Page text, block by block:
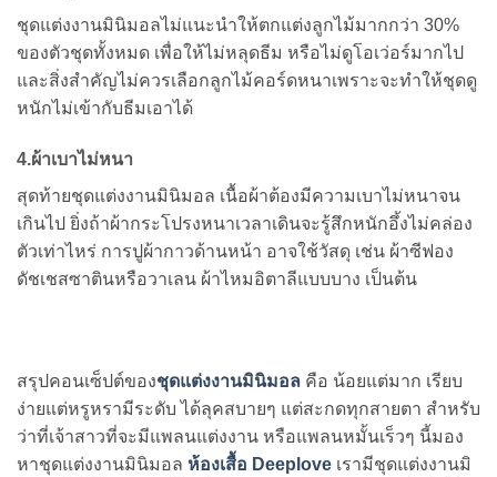
ชุดแต่งงานมินิมอลไม่แนะนำให้ตกแต่งลูกไม้มากกว่า 30%
ของตัวชุดทั้งหมด เพื่อให้ไม่หลุดธีม หรือไม่ดูโอเว่อร์มากไป
และสิ่งสำคัญไม่ควรเลือกลูกไม้คอร์ดหนาเพราะจะทำให้ชุดดู
หนักไม่เข้ากับธีมเอาได้
4.ผ้าเบาไม่หนา
สุดท้ายชุดแต่งงานมินิมอล เนื้อผ้าต้องมีความเบาไม่หนาจน
เกินไป ยิ่งถ้าผ้ากระโปรงหนาเวลาเดินจะรู้สึกหนักอึ้งไม่คล่อง
ตัวเท่าไหร่ การปูผ้ากาวด้านหน้า อาจใช้วัสดุ เช่น ผ้าซีฟอง
ดัชเชสซาตินหรือวาเลน ผ้าไหมอิตาลีแบบบาง เป็นต้น
สรุปคอนเซ็ปต์ของชุดแต่งงานมินิมอล คือ น้อยแต่มาก เรียบ
ง่ายแต่หรูหรามีระดับ ได้ลุคสบายๆ แต่สะกดทุกสายตา สำหรับ
ว่าที่เจ้าสาวที่จะมีแพลนแต่งงาน หรือแพลนหมั้นเร็วๆ นี้มอง
หาชุดแต่งงานมินิมอล ห้องเสื้อ Deeplove เรามีชุดแต่งงานมิ